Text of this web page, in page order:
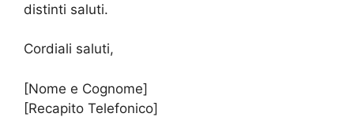
distinti saluti.
Cordiali saluti,
[Nome e Cognome]
[Recapito Telefonico]